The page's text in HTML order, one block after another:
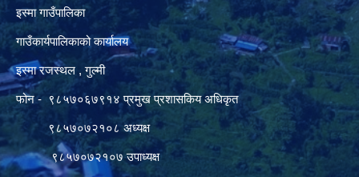
इस्मा गाउँपालिका
गाउँकार्यपालिकाको कार्यालय
इस्मा रजस्थल , गुल्मी
फोन - ९८५७०६७९१४ प्रमुख प्रशासकिय अधिकृत
९८५७०७२१०८ अध्यक्ष
९८५७०७२१०७ उपाध्यक्ष